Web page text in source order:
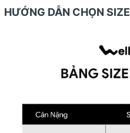
HƯỚNG DẪN CHỌN SIZE